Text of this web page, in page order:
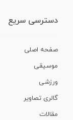
دسترسی سریع
صفحه اصلی
موسیقی
ورزشی
گالری تصاویر
مقالات